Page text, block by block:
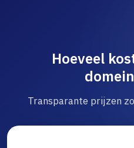
Hoeveel
Transparante prijzen